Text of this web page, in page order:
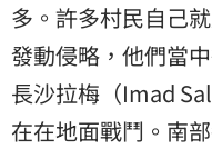
多。許多村民自己
發動侵略，他們當
長沙拉梅（Imad
在在地面戰鬥。南